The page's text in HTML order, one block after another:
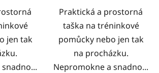
jen tak
Praktická a prostorná
taška na tréninkové
pomůcky nebo jen tak
na procházku.
Nepromokne a snadno...